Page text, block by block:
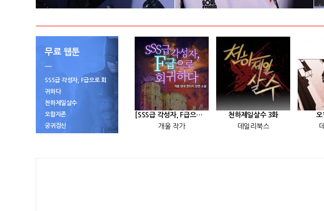
무료 웹툰
SSS급 각성자, F급으로 회
귀하다
천하제일살수
오합지존
궁귀검신
[SSS급 각성자, F급으로 회귀하다] 25화
개울 작가
천하제일살수 3화
데일리북스
오